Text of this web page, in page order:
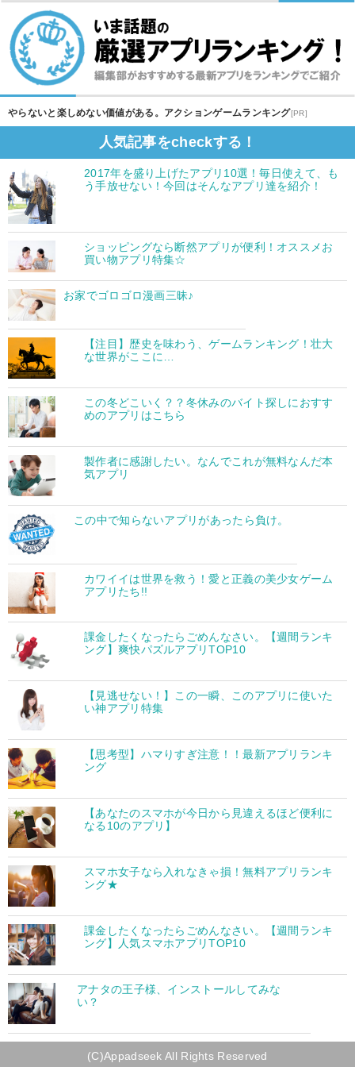
やらないと楽しめない価値がある。アクションゲームランキング[PR]
人気記事をcheckする！
2017年を盛り上げたアプリ10選！毎日使えて、も
う手放せない！今回はそんなアプリ達を紹介！
ショッピングなら断然アプリが便利！オススメお
買い物アプリ特集☆
お家でゴロゴロ漫画三昧♪
【注目】歴史を味わう、ゲームランキング！壮大
な世界がここに…
この冬どこいく？？冬休みのバイト探しにおすす
めのアプリはこちら
製作者に感謝したい。なんでこれが無料なんだ本
気アプリ
この中で知らないアプリがあったら負け。
カワイイは世界を救う！愛と正義の美少女ゲーム
アプリたち!!
課金したくなったらごめんなさい。【週間ランキ
ング】爽快パズルアプリTOP10
【見逃せない！】この一瞬、このアプリに使いた
い神アプリ特集
【思考型】ハマりすぎ注意！！最新アプリランキ
ング
【あなたのスマホが今日から見違えるほど便利に
なる10のアプリ】
スマホ女子なら入れなきゃ損！無料アプリランキ
ング★
課金したくなったらごめんなさい。【週間ランキ
ング】人気スマホアプリTOP10
アナタの王子様、インストールしてみな
い？
(C)Appadseek All Rights Reserved